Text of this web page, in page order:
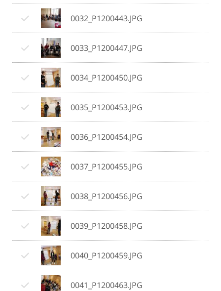
0032_P1200443.JPG
0033_P1200447.JPG
0034_P1200450.JPG
0035_P1200453.JPG
0036_P1200454.JPG
0037_P1200455.JPG
0038_P1200456.JPG
0039_P1200458.JPG
0040_P1200459.JPG
0041_P1200463.JPG